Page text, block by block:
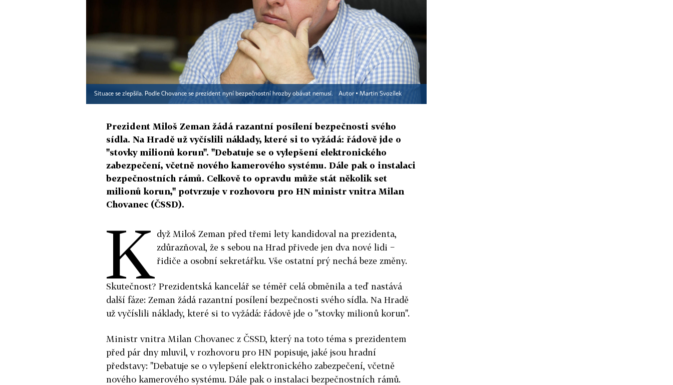
Situace se zlepšila. Podle Chovance se prezident nyní bezpečnostní hrozby obávat nemusí. Autor ▪ Martin Svozílek
Prezident Miloš Zeman žádá razantní posílení bezpečnosti svého
sídla. Na Hradě už vyčíslili náklady, které si to vyžádá: řádově jde o
"stovky milionů korun". "Debatuje se o vylepšení elektronického
zabezpečení, včetně nového kamerového systému. Dále pak o instalaci
bezpečnostních rámů. Celkově to opravdu může stát několik set
milionů korun," potvrzuje v rozhovoru pro HN ministr vnitra Milan
Chovanec (ČSSD).
K dyž Miloš Zeman před třemi lety kandidoval na prezidenta,
zdůrazňoval, že s sebou na Hrad přivede jen dva nové lidi −
řidiče a osobní sekretářku. Vše ostatní prý nechá beze změny.
Skutečnost? Prezidentská kancelář se téměř celá obměnila a teď nastává
další fáze: Zeman žádá razantní posílení bezpečnosti svého sídla. Na Hradě
už vyčíslili náklady, které si to vyžádá: řádově jde o "stovky milionů korun".
Ministr vnitra Milan Chovanec z ČSSD, který na toto téma s prezidentem
před pár dny mluvil, v rozhovoru pro HN popisuje, jaké jsou hradní
představy: "Debatuje se o vylepšení elektronického zabezpečení, včetně
nového kamerového systému. Dále pak o instalaci bezpečnostních rámů.